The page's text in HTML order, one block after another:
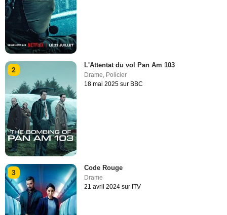
2
L'Attentat du vol Pan Am 103
Drame, Policier
18 mai 2025 sur BBC
3
Code Rouge
Drame
21 avril 2024 sur ITV